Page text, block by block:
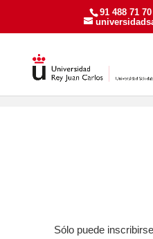
91 488 71
Actividades PDI y PTGAS
Sólo puede